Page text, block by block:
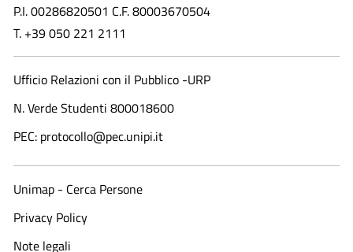
P.I. 00286820501 C.F. 80003670504
T. +39 050 221 2111
Ufficio Relazioni con il Pubblico -URP
N. Verde Studenti 800018600​
PEC: protocollo@pec.unipi.it
Unimap - Cerca Persone
Privacy Policy
Note legali